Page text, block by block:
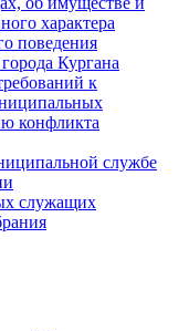
характера
поведения
Кургана
к
конфликта
службе
служащих